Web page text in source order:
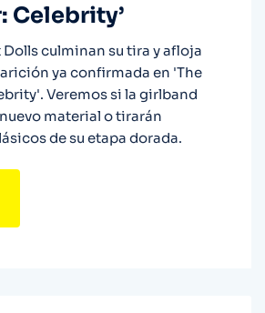
Celebrity’
Dolls culminan su tira y afloja
ya confirmada en 'The
Veremos si la girlband
material o tirarán
de su etapa dorada.